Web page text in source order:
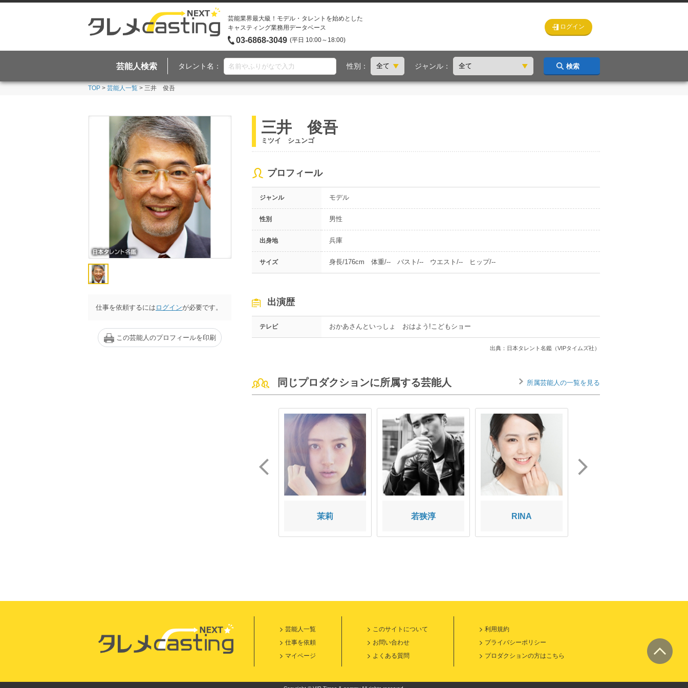
芸能業界最大級！モデル・タレントを始めとした
キャスティング業務用データベース
03-6868-3049 (平日 10:00～18:00)
ログイン
芸能人検索 タレント名： 性別： ジャンル： 検索
TOP > 芸能人一覧 > 三井 俊吾
仕事を依頼するには ログインが必要です。
この芸能人のプロフィールを印刷
三井 俊吾
ミツイ シュンゴ
プロフィール
ジャンル モデル
性別 男性
出身地 兵庫
サイズ 身長/176cm 体重/-- バスト/-- ウエスト/-- ヒップ/--
出演歴
テレビ おかあさんといっしょ おはよう!こどもショー
出典：日本タレント名鑑（VIPタイムズ社）
同じプロダクションに所属する芸能人 所属芸能人の一覧を見る
茉莉 若狭淳 RINA
芸能人一覧
仕事を依頼
マイページ
このサイトについて
お問い合わせ
よくある質問
利用規約
プライバシーポリシー
プロダクションの方はこちら